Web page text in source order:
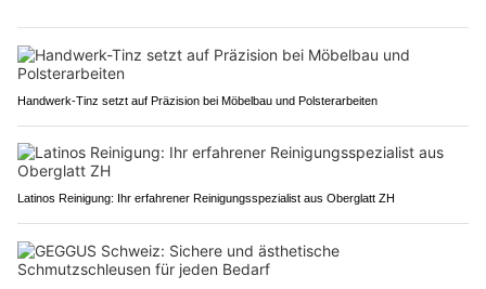
Handwerk-Tinz setzt auf Präzision bei Möbelbau und Polsterarbeiten
Latinos Reinigung: Ihr erfahrener Reinigungsspezialist aus Oberglatt ZH